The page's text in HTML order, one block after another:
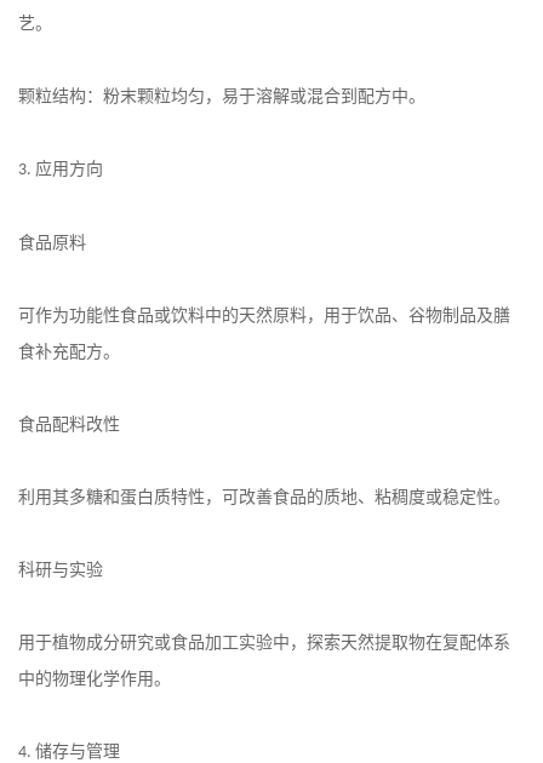
艺。
颗粒结构：粉末颗粒均匀，易于溶解或混合到配方中。
3. 应用方向
食品原料
可作为功能性食品或饮料中的天然原料，用于饮品、谷物制品及膳
食补充配方。
食品配料改性
利用其多糖和蛋白质特性，可改善食品的质地、粘稠度或稳定性。
科研与实验
用于植物成分研究或食品加工实验中，探索天然提取物在复配体系
中的物理化学作用。
4. 储存与管理